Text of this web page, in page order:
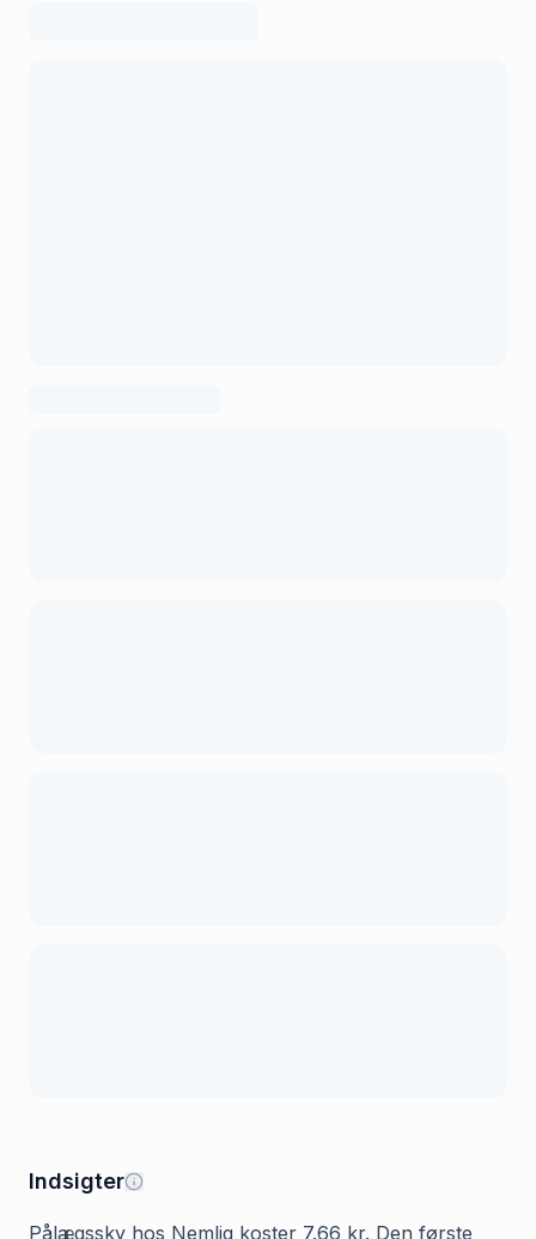
Indsigter
Pålægssky hos Nemlig koster 7.66 kr. Den første